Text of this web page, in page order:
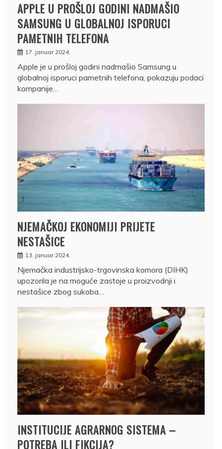
APPLE U PROŠLOJ GODINI NADMAŠIO
SAMSUNG U GLOBALNOJ ISPORUCI
PAMETNIH TELEFONA
17. januar 2024.
Apple je u prošloj godini nadmašio Samsung u
globalnoj isporuci pametnih telefona, pokazuju podaci
kompanije…
NJEMAČKOJ EKONOMIJI PRIJETE
NESTAŠICE
13. januar 2024.
Njemačka industrijsko-trgovinska komora (DIHK)
upozorila je na moguće zastoje u proizvodnji i
nestašice zbog sukoba…
INSTITUCIJE AGRARNOG SISTEMA –
POTREBA ILI FIKCIJA?